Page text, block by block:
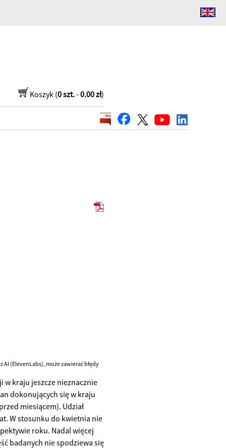
Koszyk (0 szt.-0.00 zł)
(ElevenLabs), może zawierać błędy
w kraju jeszcze nieznacznie
dokonujących się w kraju
miesiącem). Udział
W stosunku do kwietnia nie
roku. Nadal więcej
badanych nie spodziewa się